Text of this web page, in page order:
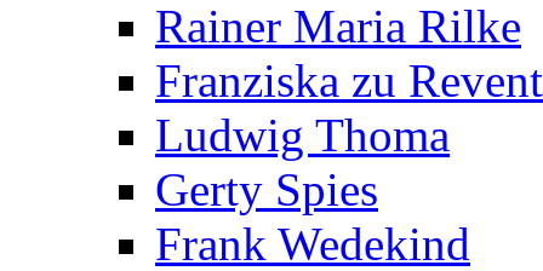
Rainer Maria Rilke
Franziska zu
Ludwig Thoma
Gerty Spies
Frank Wedekind